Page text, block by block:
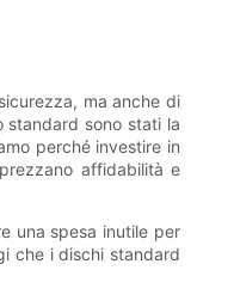
ma anche di
standard sono stati la
perché investire in
affidabilità e
una spesa inutile per
che i dischi standard